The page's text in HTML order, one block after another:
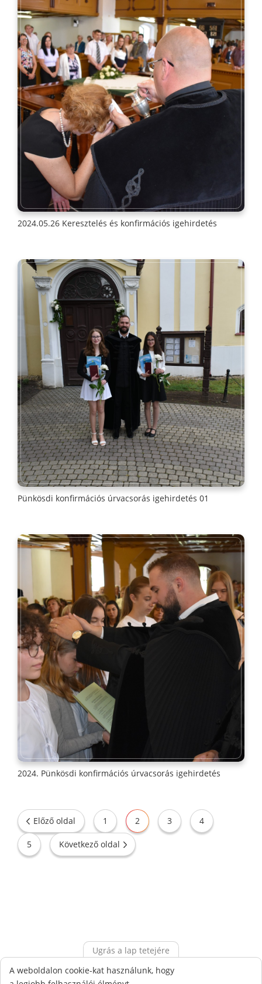
2024.05.26 Keresztelés és konfirmációs igehirdetés
Pünkösdi konfirmációs úrvacsorás igehirdetés 01
2024. Pünkösdi konfirmációs úrvacsorás igehirdetés
Előző oldal 1 2 3 4
5 Következő oldal
Ugrás a lap tetejére
Adatkezelési tájékoztató
Magyarországi Református Egyház
A weboldalon cookie-kat használunk, hogy